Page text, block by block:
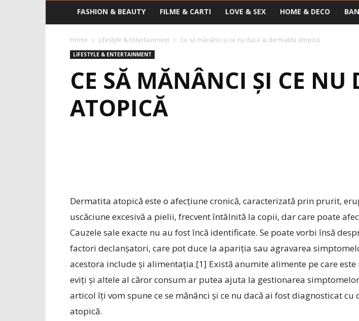
FASHION & BEAUTY FILME & CARTI LOVE & SEX HOME & DECO
Home Lifestyle & Entertainment Ce să mănânci și ce nu dacă ai dermatită atopică
LIFESTYLE & ENTERTAINMENT
CE SĂ MĂNÂNCI ȘI CE
ATOPICĂ
Dermatita atopică este o afecțiune cronică, caracterizată prin prurit,
uscăciune excesivă a pielii, frecvent întâlnită la copii, dar care poate
Cauzele sale exacte nu au fost încă identificate. Se poate vorbi însă
factori declanșatori, care pot duce la apariția sau agravarea
acestora include și alimentația.[1] Există anumite alimente pe care este
eviți și altele al căror consum ar putea ajuta la gestionarea
articol îți vom spune ce se mănânci și ce nu dacă ai fost diagnosticat cu
atopică.